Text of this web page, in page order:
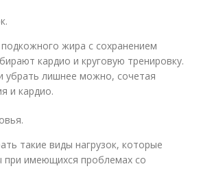
жира с сохранением
кардио и круговую тренировку.
убрать лишнее можно, сочетая
и кардио.
такие виды нагрузок, которые
при имеющихся проблемах со